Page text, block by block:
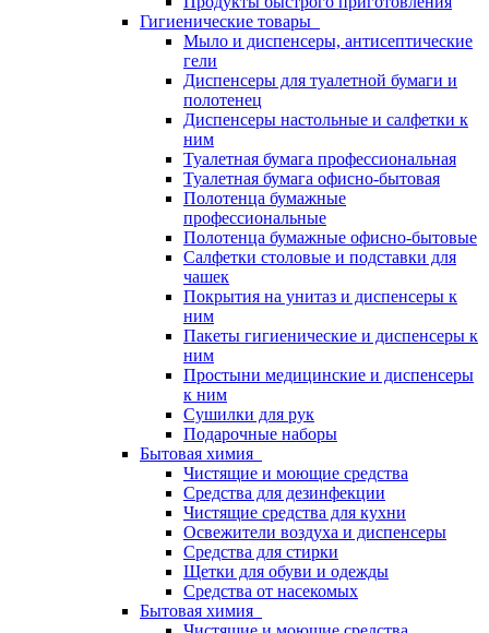
Гигиенические товары
Мыло и диспенсеры, антисептические
гели
Диспенсеры для туалетной бумаги и
полотенец
Диспенсеры настольные и салфетки к
ним
Туалетная бумага профессиональная
Туалетная бумага офисно-бытовая
Полотенца бумажные
профессиональные
Полотенца бумажные офисно-бытовые
Салфетки столовые и подставки для
чашек
Покрытия на унитаз и диспенсеры к
ним
Пакеты гигиенические и диспенсеры к
ним
Простыни медицинские и диспенсеры
к ним
Сушилки для рук
Подарочные наборы
Бытовая химия
Чистящие и моющие средства
Средства для дезинфекции
Чистящие средства для кухни
Освежители воздуха и диспенсеры
Средства для стирки
Щетки для обуви и одежды
Средства от насекомых
Бытовая химия